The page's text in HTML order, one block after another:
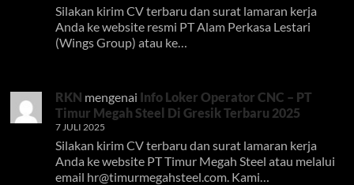
Silakan kirim CV terbaru dan surat lamaran kerja
Anda ke website resmi PT Alam Perkasa Lestari
(Wings Group) atau ke…
RKN mengenai Info Loker Operator CNC – PT
Timur Megah Steel Di Gresik Terbaru 2025
7 JULI 2025
Silakan kirim CV terbaru dan surat lamaran kerja
Anda ke website PT Timur Megah Steel atau melalui
email hr@timurmegahsteel.com. Kami…